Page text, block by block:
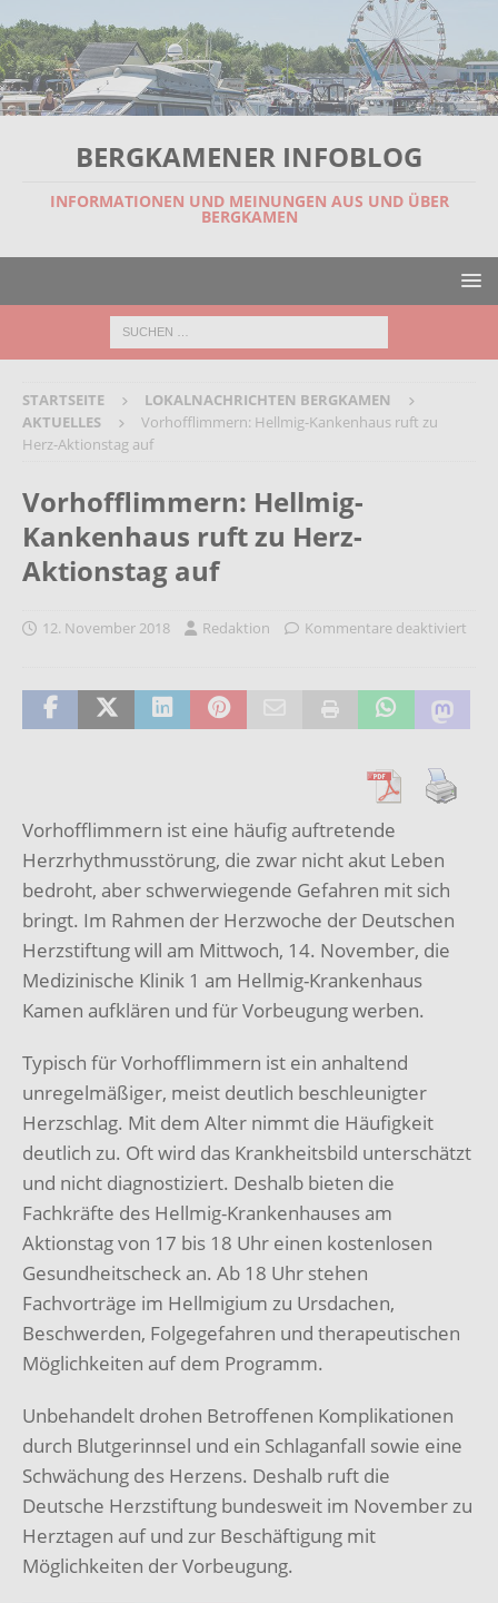
BERGKAMENER INFOBLOG
INFORMATIONEN UND MEINUNGEN AUS UND ÜBER
BERGKAMEN
STARTSEITE
LOKALNACHRICHTEN BERGKAMEN
AKTUELLES
Vorhofflimmern: Hellmig-Kankenhaus ruft zu
Herz-Aktionstag auf
Vorhofflimmern: Hellmig-
Kankenhaus ruft zu Herz-
Aktionstag auf
12. November 2018 Redaktion Kommentare deaktiviert
Vorhofflimmern ist eine häufig auftretende
Herzrhythmusstörung, die zwar nicht akut Leben
bedroht, aber schwerwiegende Gefahren mit sich
bringt. Im Rahmen der Herzwoche der Deutschen
Herzstiftung will am Mittwoch, 14. November, die
Medizinische Klinik 1 am Hellmig-Krankenhaus
Kamen aufklären und für Vorbeugung werben.
Typisch für Vorhofflimmern ist ein anhaltend
unregelmäßiger, meist deutlich beschleunigter
Herzschlag. Mit dem Alter nimmt die Häufigkeit
deutlich zu. Oft wird das Krankheitsbild unterschätzt
und nicht diagnostiziert. Deshalb bieten die
Fachkräfte des Hellmig-Krankenhauses am
Aktionstag von 17 bis 18 Uhr einen kostenlosen
Gesundheitscheck an. Ab 18 Uhr stehen
Fachvorträge im Hellmigium zu Ursdachen,
Beschwerden, Folgegefahren und therapeutischen
Möglichkeiten auf dem Programm.
Unbehandelt drohen Betroffenen Komplikationen
durch Blutgerinnsel und ein Schlaganfall sowie eine
Schwächung des Herzens. Deshalb ruft die
Deutsche Herzstiftung bundesweit im November zu
Herztagen auf und zur Beschäftigung mit
Möglichkeiten der Vorbeugung.